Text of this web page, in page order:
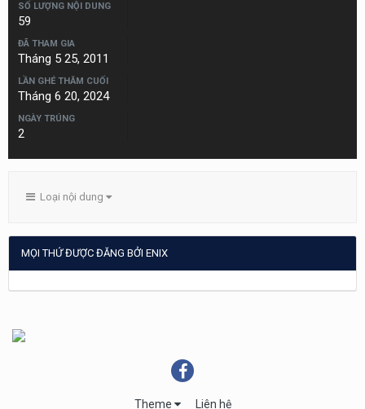
SỐ LƯỢNG NỘI DUNG
59
ĐÃ THAM GIA
Tháng 5 25, 2011
LẦN GHÉ THĂM CUỐI
Tháng 6 20, 2024
NGÀY TRÚNG
2
Loại nội dung
MỌI THỨ ĐƯỢC ĐĂNG BỞI ENIX
Theme Liên hệ